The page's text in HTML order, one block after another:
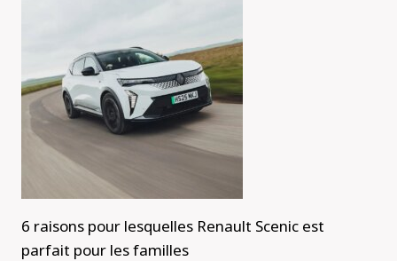
6 raisons pour lesquelles Renault Scenic est
parfait pour les familles